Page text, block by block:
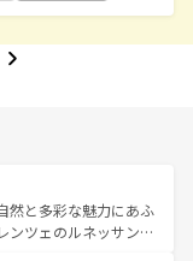
然と多彩な魅力にあふ
ンツェのルネッサンス